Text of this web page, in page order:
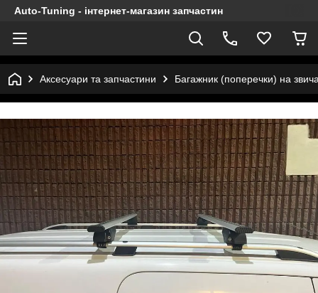
Auto-Tuning - інтернет-магазин запчастин
Аксесуари та запчастини Багажник (поперечки) на